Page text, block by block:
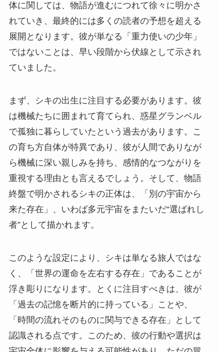
体に関しては、物語が進むにつれて徐々に明かさ
れていき、最終的には多くの読者の予想を超える
展開となります。彼が単なる「重力使いの少年」
ではないことは、早い段階から伏線として示され
ていました。
まず、シキの出生に注目する必要があります。彼
は機械たちに囲まれて育てられ、惑星グランベル
で孤独に暮らしていたという過去があります。こ
の育ち方自体が特異であり、彼が人間でありなが
ら機械に深い親しみを持ち、感情的なつながりを
重視する理由とも言えるでしょう。そして、物語
終盤で明かされるシキの正体は、「別の宇宙から
来た存在」、いわば多元宇宙をまたいだ“選ばれし
者”として描かれます。
このような設定により、シキは単なる旅人ではな
く、「世界の運命を左右する存在」であることが
浮き彫りになります。とくに注目すべきは、彼が
「過去の記憶を断片的に持っている」ことや、
「時間の流れそのものに関与できる存在」として
認識される点です。このため、彼の行動や選択は